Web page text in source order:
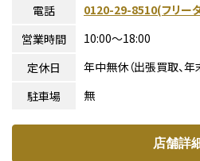
電話
0120-29-8510(フリー
営業時間
10:00〜18:00
定休日
年中無休（出張買取、
駐車場
無
店舗詳